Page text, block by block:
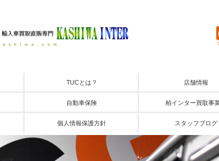
TUCとは？ 店舗情報
自動車保険 柏インター買取事
個人情報保護方針 スタッフブログ